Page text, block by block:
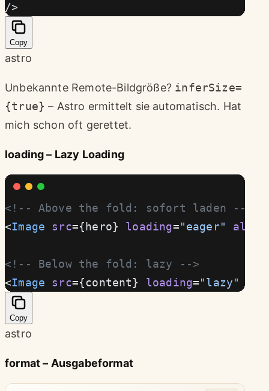
/>
Copy
astro
Unbekannte Remote-Bildgröße? inferSize=
{true} – Astro ermittelt sie automatisch. Hat
mich schon oft gerettet.
loading – Lazy Loading
<!-- Above the fold: sofort laden -->
<Image src={hero} loading="eager" alt
<!-- Below the fold: lazy -->
<Image src={content} loading="lazy"
Copy
astro
format – Ausgabeformat